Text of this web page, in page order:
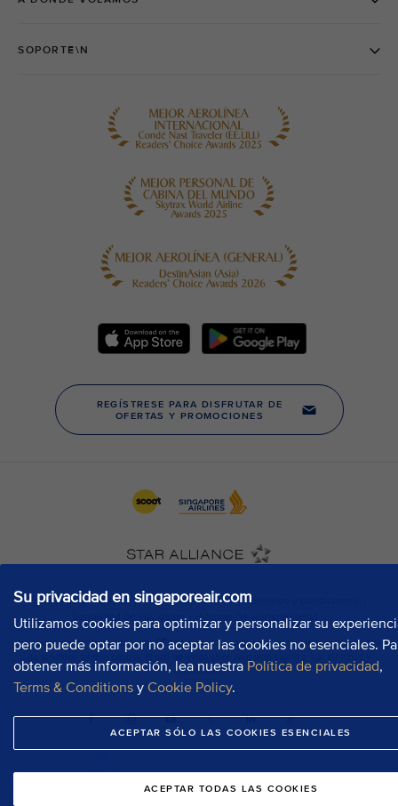
Su privacidad en singaporeair.com
Utilizamos cookies para optimizar y personalizar su
pero puede optar por no aceptar las cookies no esenciales.
obtener más información, lea nuestra Política de privacidad,
Terms & Conditions y Cookie Policy.
ACEPTAR SÓLO LAS COOKIES ESENCIALES
ACEPTAR TODAS LAS COOKIES